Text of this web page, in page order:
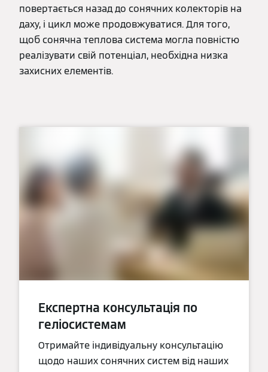
повертається назад до сонячних колекторів на
даху, і цикл може продовжуватися. Для того,
щоб сонячна теплова система могла повністю
реалізувати свій потенціал, необхідна низка
захисних елементів.
Експертна консультація по
геліосистемам
Отримайте індивідуальну консультацію
щодо наших сонячних систем від наших